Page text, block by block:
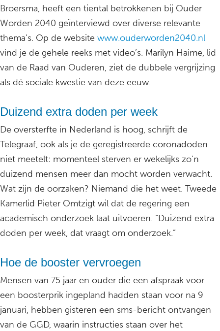
Broersma, heeft een tiental betrokkenen bij Ouder
Worden 2040 geïnterviewd over diverse relevante
thema’s. Op de website www.ouderworden2040.nl
vind je de gehele reeks met video’s. Marilyn Haime, lid
van de Raad van Ouderen, ziet de dubbele vergrijzing
als dé sociale kwestie van deze eeuw.
Duizend extra doden per week
De oversterfte in Nederland is hoog, schrijft de
Telegraaf, ook als je de geregistreerde coronadoden
niet meetelt: momenteel sterven er wekelijks zo’n
duizend mensen meer dan mocht worden verwacht.
Wat zijn de oorzaken? Niemand die het weet. Tweede
Kamerlid Pieter Omtzigt wil dat de regering een
academisch onderzoek laat uitvoeren. “Duizend extra
doden per week, dat vraagt om onderzoek.”
Hoe de booster vervroegen
Mensen van 75 jaar en ouder die een afspraak voor
een boosterprik ingepland hadden staan voor na 9
januari, hebben gisteren een sms-bericht ontvangen
van de GGD, waarin instructies staan over het